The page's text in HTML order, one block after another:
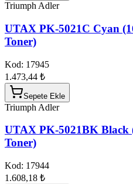
Triumph Adler
UTAX PK-5021C Cyan
Toner)
Kod: 17945
1.473,44 ₺
Sepete Ekle
Triumph Adler
UTAX PK-5021BK Black
Toner)
Kod: 17944
1.608,18 ₺